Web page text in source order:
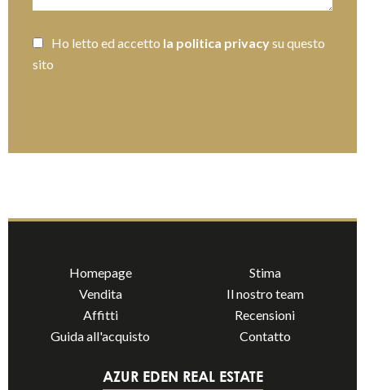
Ho letto ed accetto la politica privacysu questo
sito
Homepage
Vendita
Affitti
Guida all'acquisto
Stima
Il nostro team
Recensioni
Contatto
AZUR EDEN REAL ESTATE